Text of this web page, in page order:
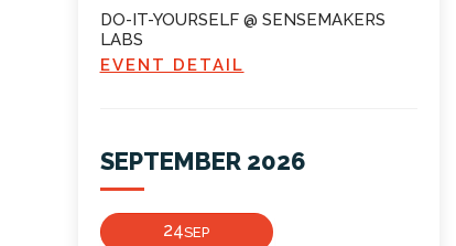
DO-IT-YOURSELF @ SENSEMAKERS
LABS
EVENT DETAIL
SEPTEMBER 2026
24SEP